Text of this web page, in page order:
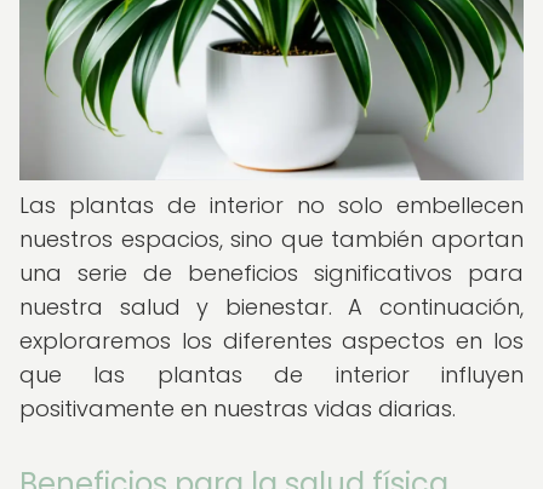
Las plantas de interior no solo embellecen
nuestros espacios, sino que también aportan
una serie de beneficios significativos para
nuestra salud y bienestar. A continuación,
exploraremos los diferentes aspectos en los
que las plantas de interior influyen
positivamente en nuestras vidas diarias.